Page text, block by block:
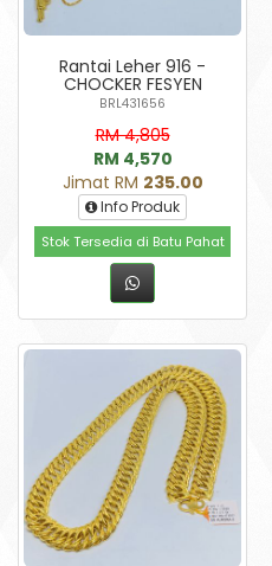
Rantai Leher 916 -
CHOCKER FESYEN
BRL431656
RM 4,805
RM 4,570
Jimat RM 235.00
Info Produk
Stok Tersedia di Batu Pahat